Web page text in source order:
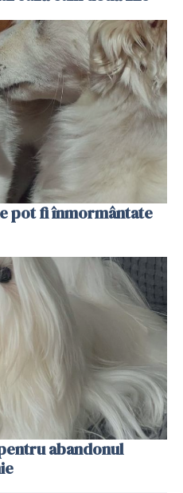
pot fi înmormântate
abandonul